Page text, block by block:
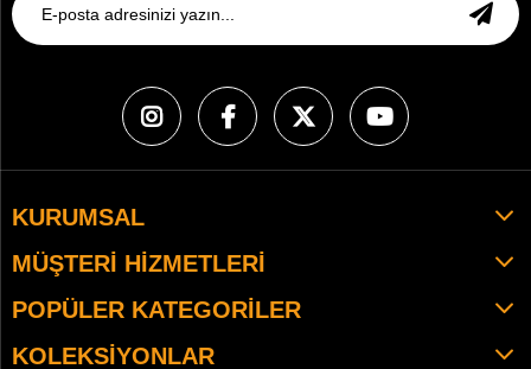
KURUMSAL
MÜŞTERI HIZMETLERI
POPÜLER KATEGORILER
KOLEKSIYONLAR